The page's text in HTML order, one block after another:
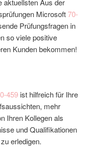
aktuellsten Aus der
Microsoft70-
Prüfungsfragen in
so viele positive
Kunden bekommen!
459 ist hilfreich für Ihre
mehr
Ihren Kollegen als
und Qualifikationen
erledigen.